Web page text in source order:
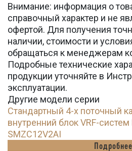
Внимание: информация о
справочный характер и не
офертой. Для получения
наличии, стоимости и
обращаться к менеджерам
Подробные технические
продукции уточняйте в
эксплуатации.
Другие модели серии
Стандартный 4-х поточный
внутренний блок VRF-
SMZC12V2AI
Подробнее